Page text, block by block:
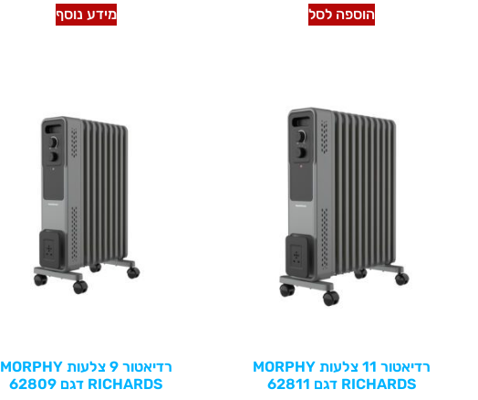
הוספה לסל מידע נוסף
רדיאטור 11 צלעות MORPHY
RICHARDS דגם 62811
רדיאטור 9 צלעות MORPHY
RICHARDS דגם 62809